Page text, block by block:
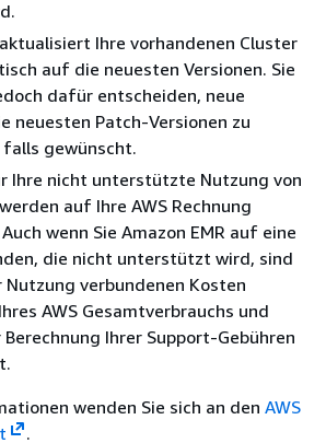
Ihre vorhandenen Cluster
auf die neuesten Versionen. Sie
dafür entscheiden, neue
neuesten Patch-Versionen zu
gewünscht.
Ihre nicht unterstützte Nutzung von
auf Ihre AWS Rechnung
wenn Sie Amazon EMR auf eine
die nicht unterstützt wird, sind
verbundenen Kosten
AWS Gesamtverbrauchs und
Ihrer Support-Gebühren
wenden Sie sich an den AWS
.